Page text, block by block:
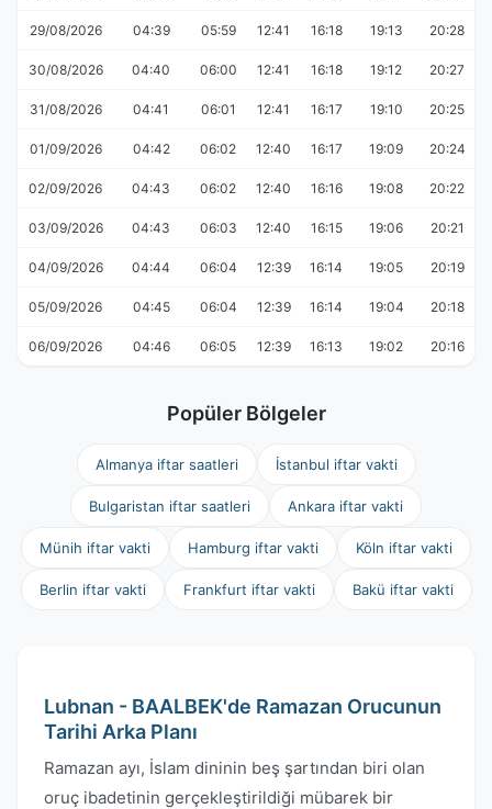
29/08/2026 04:39 05:59 12:41 16:18 19:13 20:28
30/08/2026 04:40 06:00 12:41 16:18 19:12 20:27
31/08/2026 04:41 06:01 12:41 16:17 19:10 20:25
01/09/2026 04:42 06:02 12:40 16:17 19:09 20:24
02/09/2026 04:43 06:02 12:40 16:16 19:08 20:22
03/09/2026 04:43 06:03 12:40 16:15 19:06 20:21
04/09/2026 04:44 06:04 12:39 16:14 19:05 20:19
05/09/2026 04:45 06:04 12:39 16:14 19:04 20:18
06/09/2026 04:46 06:05 12:39 16:13 19:02 20:16
Popüler Bölgeler
Almanya iftar saatleri İstanbul iftar vakti
Bulgaristan iftar saatleri Ankara iftar vakti
Münih iftar vakti Hamburg iftar vakti Köln iftar vakti
Berlin iftar vakti Frankfurt iftar vakti Bakü iftar vakti
Lubnan - BAALBEK'de Ramazan Orucunun
Tarihi Arka Planı
Ramazan ayı, İslam dininin beş şartından biri olan
oruç ibadetinin gerçekleştirildiği mübarek bir